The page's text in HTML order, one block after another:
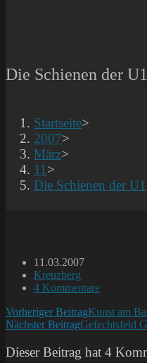
Die Schienen der U1
Startseite>
2007>
März>
11 >
Die Schienen der U1
Beitrag
veröffentlicht:
11.03.2007
Beitrags-
Kategorie:
Kreuzberg
Beitrags-
4 Kommentare
Weitere
Artikel
ansehen
Vorheriger BeitragKunst am
Nächster BeitragGefechtsfeld
Dieser Beitrag hat 4